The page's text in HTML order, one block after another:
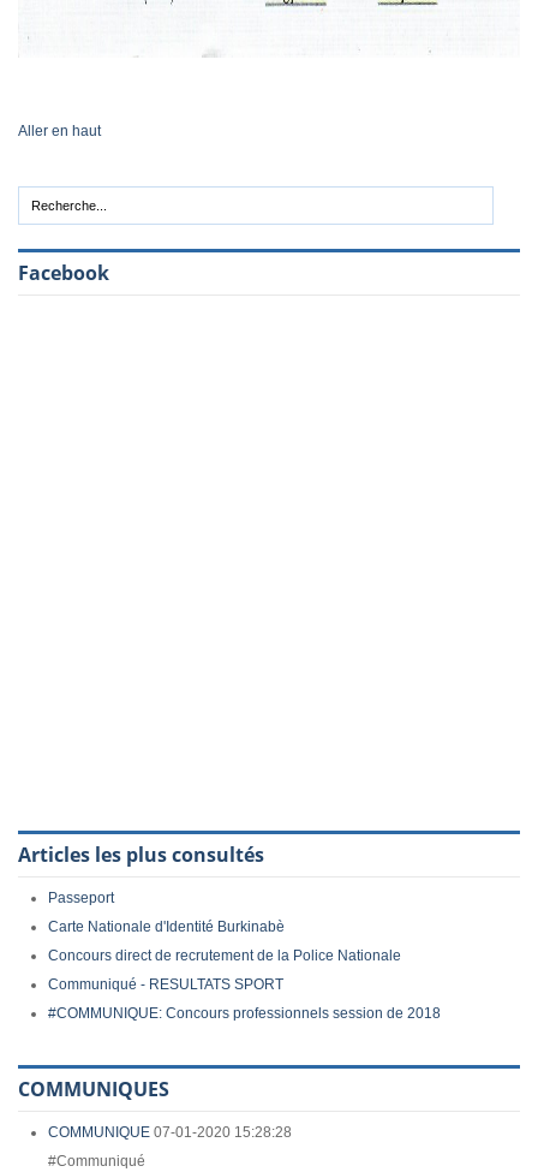
Aller en haut
Facebook
Articles les plus consultés
Passeport
Carte Nationale d'Identité Burkinabè
Concours direct de recrutement de la Police Nationale
Communiqué - RESULTATS SPORT
#COMMUNIQUE: Concours professionnels session de 2018
COMMUNIQUES
COMMUNIQUE 07-01-2020 15:28:28
#Communiqué